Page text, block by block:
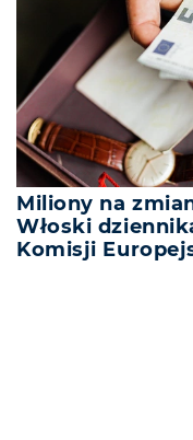
Miliony na
Włoski
Komisji